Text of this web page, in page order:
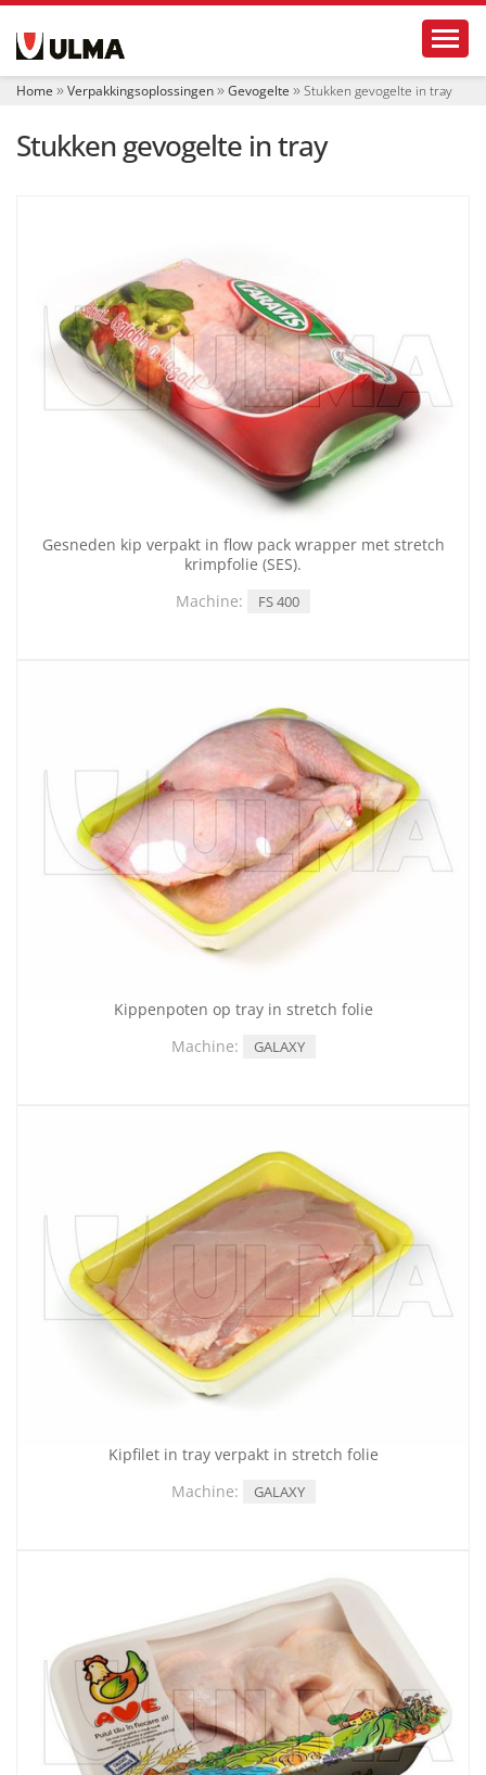
i
Home Verpakkingsoplossingen Gevogelte Stukken gevogelte in tray
Stukken gevogelte in tray
Gesneden kip verpakt in flow pack wrapper met stretch
krimpfolie (SES).
Machine:
FS 400
Kippenpoten op tray in stretch folie
Machine:
GALAXY
Kipfilet in tray verpakt in stretch folie
Machine:
GALAXY